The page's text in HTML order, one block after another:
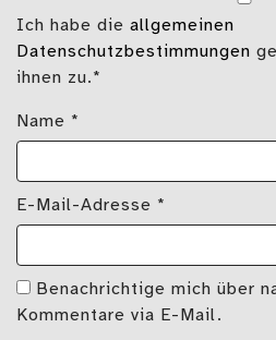
Ich habe die allgemeinen
Datenschutzbestimmungen
ihnen zu.*
Name *
E-Mail-Adresse *
Benachrichtige mich über
Kommentare via E-Mail.